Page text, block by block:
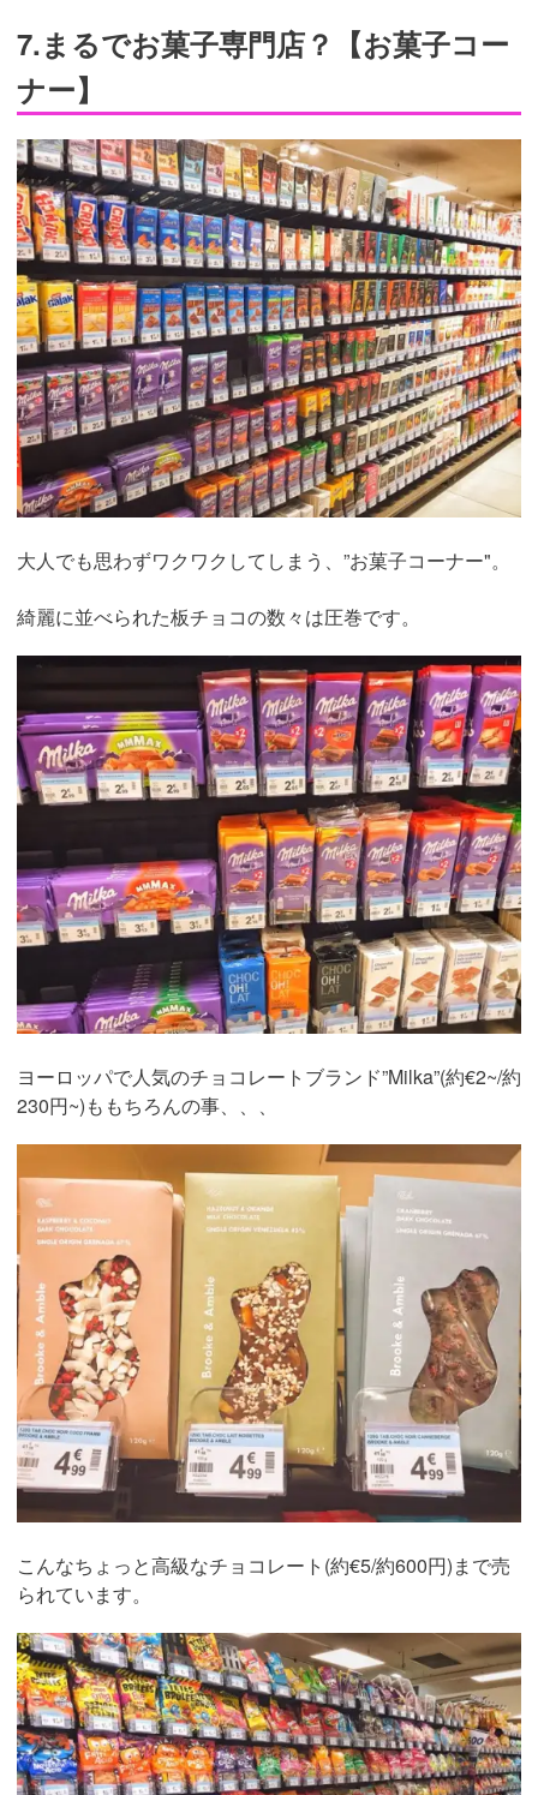
7.まるでお菓子専門店？【お菓子コー
ナー】
大人でも思わずワクワクしてしまう、”お菓子コーナー"。
綺麗に並べられた板チョコの数々は圧巻です。
ヨーロッパで人気のチョコレートブランド”Milka”(約€2~/約
230円~)ももちろんの事、、、
こんなちょっと高級なチョコレート(約€5/約600円)まで売
られています。